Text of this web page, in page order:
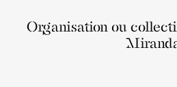
Organisation ou